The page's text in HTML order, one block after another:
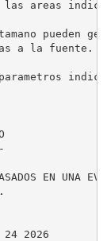
las areas
pueden
a la fuente.
EN UNA
2026